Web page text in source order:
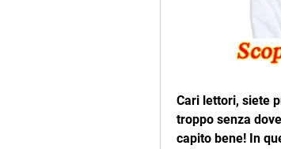
Cari lettori, siete
troppo senza
capito bene! In